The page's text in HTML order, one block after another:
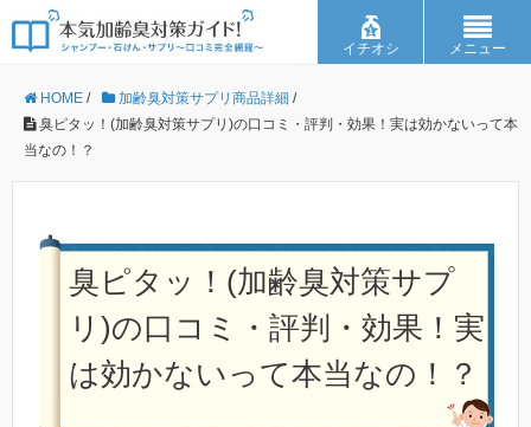
メニュー
イチオシ
HOME / 加齢臭対策サプリ商品詳細 /
臭ピタッ！(加齢臭対策サプリ)の口コミ・評判・効果！実は効かないって本
当なの！？
臭ピタッ！(加齢臭対策サプ
リ)の口コミ・評判・効果！実
は効かないって本当なの！？